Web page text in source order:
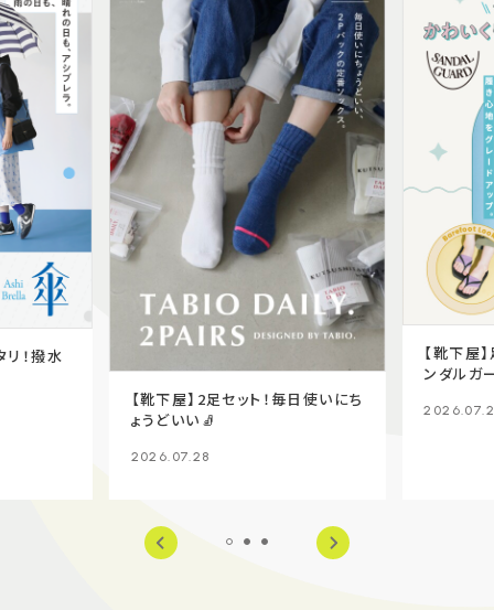
リ！撥水
【靴下屋】2足セット！毎日使いにち
ょうどいい🧦
2026.07.28
【靴下屋
ンダルガ